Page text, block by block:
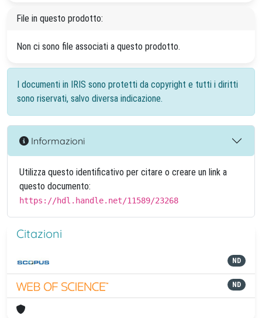
File in questo prodotto:
Non ci sono file associati a questo prodotto.
I documenti in IRIS sono protetti da copyright e tutti i diritti
sono riservati, salvo diversa indicazione.
Informazioni
Utilizza questo identificativo per citare o creare un link a
questo documento:
https://hdl.handle.net/11589/23268
Citazioni
ND
ND